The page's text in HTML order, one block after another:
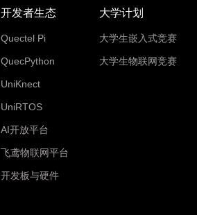
开发者生态
Quectel Pi
QuecPython
UniKnect
UniRTOS
AI开放平台
飞鸢物联网平台
开发板与硬件
大学计划
大学生嵌入式竞赛
大学生物联网竞赛